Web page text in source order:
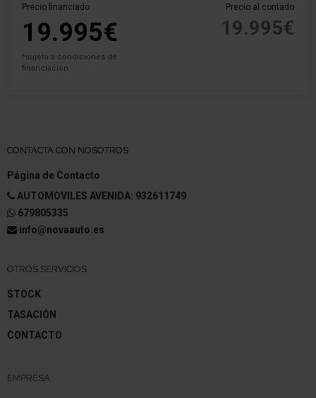
Precio financiado
19.995€
*sujeto a condiciones de
financiación
Precio al contado
19.995€
CONTACTA CON NOSOTROS
Página de Contacto
AUTOMOVILES AVENIDA: 932611749
679805335
info@novaauto.es
OTROS SERVICIOS
STOCK
TASACIÓN
CONTACTO
EMPRESA